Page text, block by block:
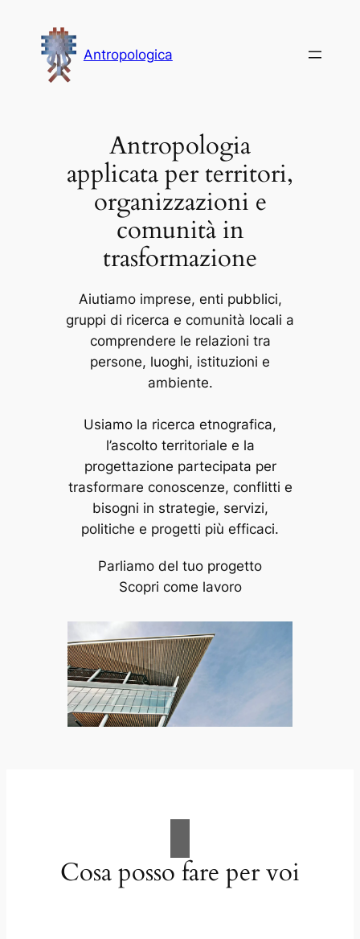
contenuto
Antropologica
Antropologia
applicata per territori,
organizzazioni e
comunità in
trasformazione
Aiutiamo imprese, enti pubblici,
gruppi di ricerca e comunità locali a
comprendere le relazioni tra
persone, luoghi, istituzioni e
ambiente.
Usiamo la ricerca etnografica,
l’ascolto territoriale e la
progettazione partecipata per
trasformare conoscenze, conflitti e
bisogni in strategie, servizi,
politiche e progetti più efficaci.
Parliamo del tuo progetto
Scopri come lavoro
Cosa posso fare per voi